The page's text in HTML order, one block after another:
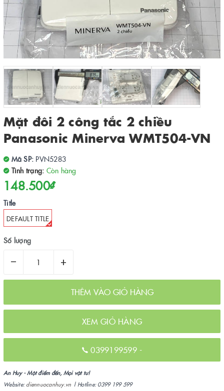
Mặt đôi 2 công tắc 2 chiều
Panasonic Minerva WMT504-VN
Mã SP: PVN5283
Tình trạng: Còn hàng
148.500₫
Title
DEFAULT TITLE
Số lượng
– +
THÊM VÀO GIỎ HÀNG
XEM GIỎ HÀNG
0399199599 -
An Huy - Một điểm đến, Mọi vật tư!
Website: diennuocanhuy.vn | Hotline: 0399 199 599